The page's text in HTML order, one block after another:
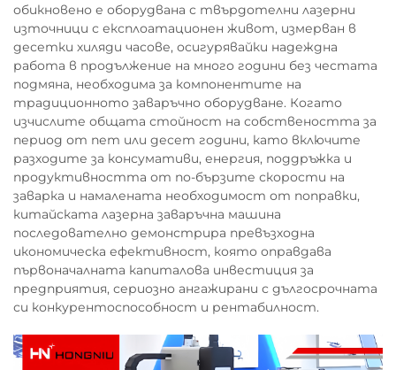
обикновено е оборудвана с твърдотелни лазерни
източници с експлоатационен живот, измерван в
десетки хиляди часове, осигурявайки надеждна
работа в продължение на много години без честата
подмяна, необходима за компонентите на
традиционното заваръчно оборудване. Когато
изчислите общата стойност на собствеността за
период от пет или десет години, като включите
разходите за консумативи, енергия, поддръжка и
продуктивността от по-бързите скорости на
заварка и намалената необходимост от поправки,
китайската лазерна заваръчна машина
последователно демонстрира превъзходна
икономическа ефективност, която оправдава
първоначалната капиталова инвестиция за
предприятия, сериозно ангажирани с дългосрочната
си конкурентоспособност и рентабилност.